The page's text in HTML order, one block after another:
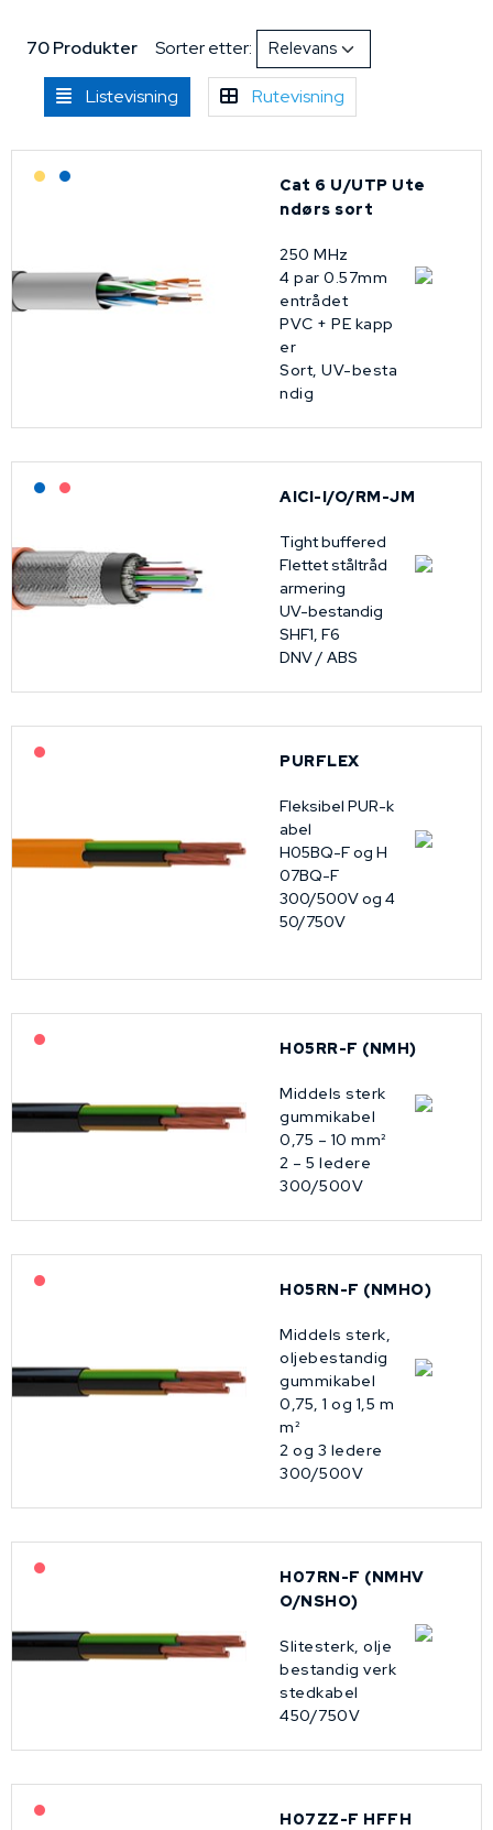
70 Produkter Sorter etter:
Listevisning Rutevisning
Lagerført: Grossist
Cat 6 U/UTP Ute
ndørs sort
250 MHz
4 par 0.57mm
entrådet
PVC + PE kapp
er
Sort, UV-besta
ndig
Lagerført: NEK Kabel
AICI-I/O/RM-JM
Tight buffered
Flettet ståltråd
armering
UV-bestandig
SHF1, F6
DNV / ABS
PURFLEX
Fleksibel PUR-k
abel
H05BQ-F og H
07BQ-F
300/500V og 4
50/750V
H05RR-F (NMH)
Middels sterk
gummikabel
0,75 – 10 mm²
2 – 5 ledere
300/500V
H05RN-F (NMHO)
Middels sterk,
oljebestandig
gummikabel
0,75, 1 og 1,5 m
m²
2 og 3 ledere
300/500V
H07RN-F (NMHV
O/NSHO)
Slitesterk, olje
bestandig verk
stedkabel
450/750V
H07ZZ-F HFFH